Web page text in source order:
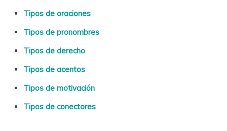
Tipos de oraciones
Tipos de pronombres
Tipos de derecho
Tipos de acentos
Tipos de motivación
Tipos de conectores